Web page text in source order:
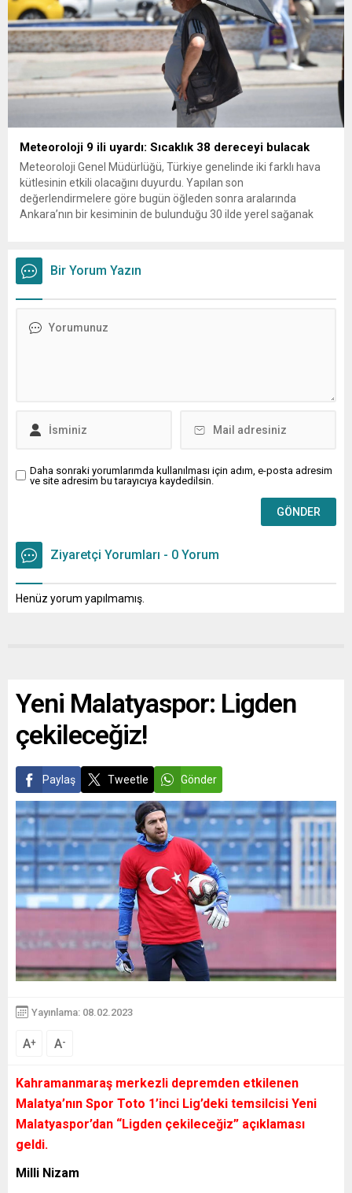
Meteoroloji 9 ili uyardı: Sıcaklık 38 dereceyi bulacak
Meteoroloji Genel Müdürlüğü, Türkiye genelinde iki farklı hava
kütlesinin etkili olacağını duyurdu. Yapılan son
değerlendirmelere göre bugün öğleden sonra aralarında
Ankara’nın bir kesiminin de bulunduğu 30 ilde yerel sağanak
üzerine çıkarak yaz değerlerine ulaşacak. Ayrıca...
Bir Yorum Yazın
Daha sonraki yorumlarımda kullanılması için adım, e-posta adresim
ve site adresim bu tarayıcıya kaydedilsin.
Ziyaretçi Yorumları - 0 Yorum
Henüz yorum yapılmamış.
Yeni Malatyaspor: Ligden
çekileceğiz!
Paylaş Tweetle Gönder
Yayınlama: 08.02.2023
A+ A-
Kahramanmaraş merkezli depremden etkilenen
Malatya’nın Spor Toto 1’inci Lig’deki temsilcisi Yeni
Malatyaspor’dan “Ligden çekileceğiz” açıklaması
geldi.
Milli Nizam